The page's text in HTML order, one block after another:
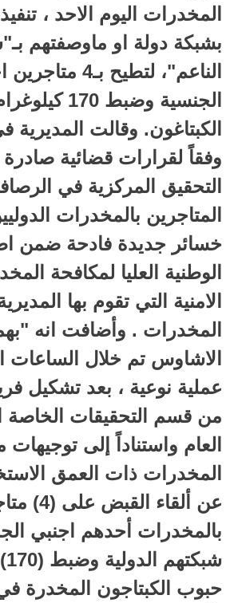
المخدرات اليوم الاحد ،
بشبكة دولة او ماوصفتهم
الناعم"، لتطيح
الجنسية وضبط 170
الكبتاغون. وقالت المديرية
وفقاً لقرارات قضائية
التحقيق المركزية في
المتاجرين بالمخدرات
خسائر جديدة فادحة ضمن
الوطنية العليا لمكافحة
الامنية التي تقوم بها
المخدرات . وأضافت انه
الاشاوس تم خلال الساعات
عملية نوعية ، بعد تشكيل
من قسم التحقيقات الخاصة
العام واستناداً إلى
المخدرات ذات العمق
عن ألقاء
بالمخدرات أحدهم اجنبي
حبوب الكبتاجون المخدرة